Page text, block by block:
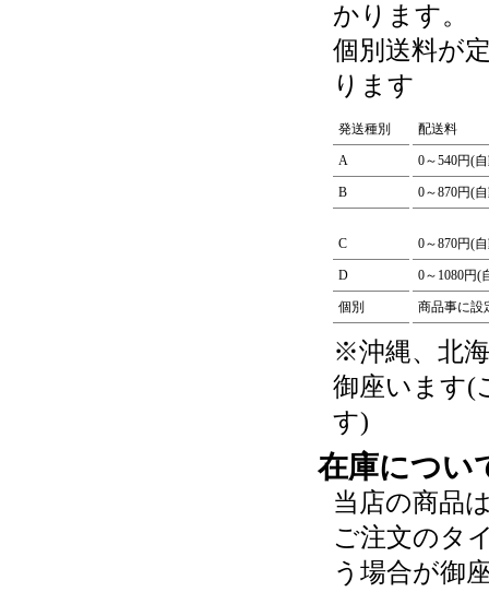
かります。
個別送料が
ります
発送種別 配送料
A 0～540円(
B 0～870円(
C 0～870円(
D 0～1080円(
個別 商品事に設
※沖縄、北
御座います(
す)
在庫につい
当店の商品
ご注文のタ
う場合が御